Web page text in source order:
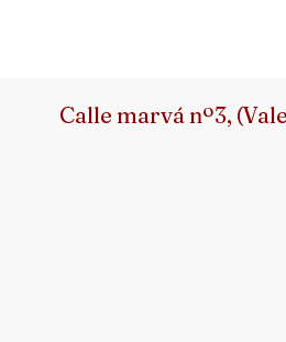
Calle marvá nº3,